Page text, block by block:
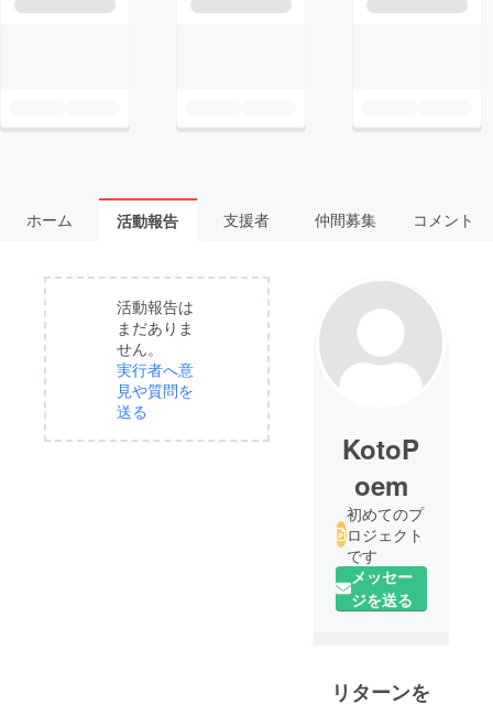
ホーム 活動報告 支援者 仲間募集 コメント
活動報告は
まだありま
せん。
実行者へ意
見や質問を
送る
KotoP
oem
初めてのプ
ロジェクト
です
メッセー
ジを送る
リターンを